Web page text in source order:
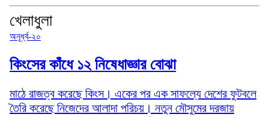
খেলাধুলা
অনূর্ধ্ব-২০
কিংসের কাঁধে ১২ নিষেধাজ্ঞার বোঝা
মাঠে রাজত্ব করেছে কিংস। একের পর এক সাফল্যে দেশের ফুটবলে
তৈরি করেছে নিজেদের আলাদা পরিচয়। নতুন মৌসুমের দরজায়